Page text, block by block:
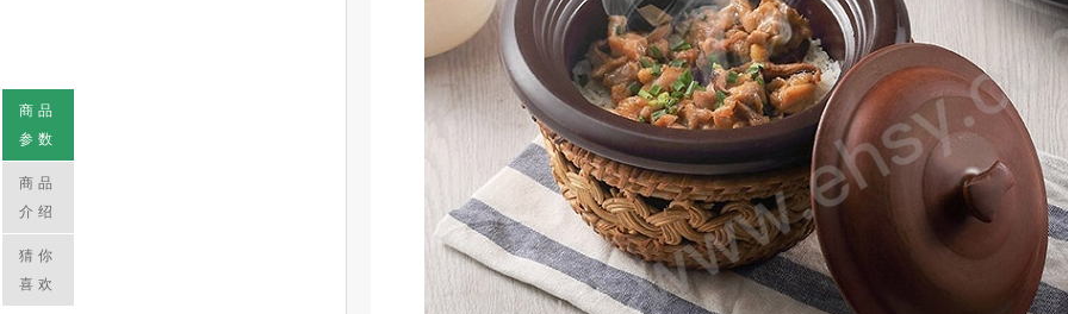
商品
参数
商品
介绍
猜你
喜欢